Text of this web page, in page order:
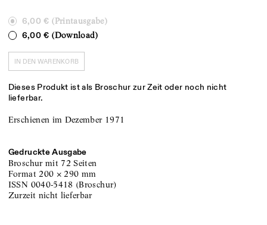
6,00 €(Printausgabe)
6,00 €(Download)
IN DEN WARENKORB
Dieses Produkt ist als Broschur zur Zeit oder noch nicht
lieferbar.
Erschienen im Dezember 1971
Gedruckte Ausgabe
Broschur mit 72 Seiten
Format200 ×290 mm
ISSN 0040-5418 (Broschur)
zurzeit nicht lieferbar